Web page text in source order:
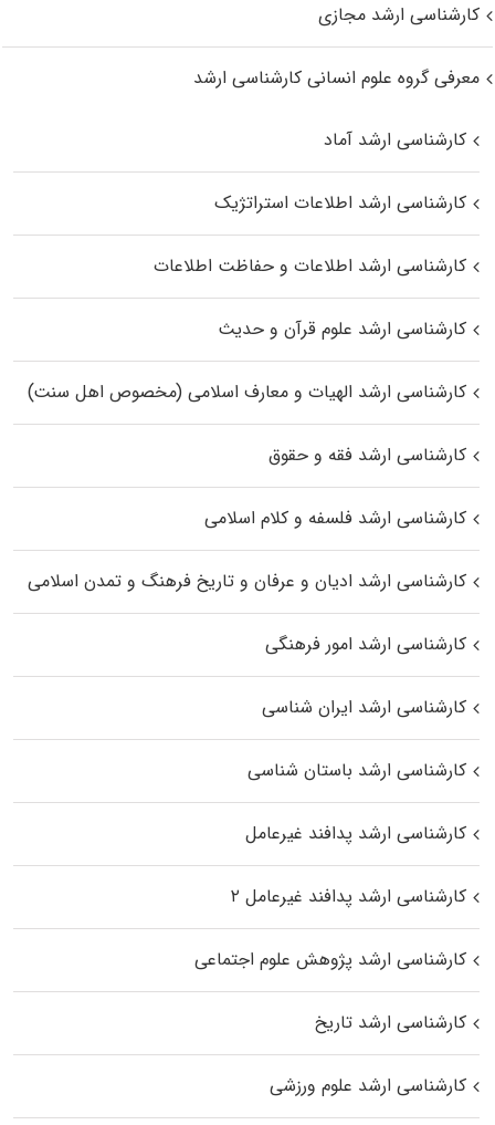
کارشناسی ارشد مجازی
معرفی گروه علوم انسانی کارشناسی ارشد
کارشناسی ارشد آماد
کارشناسی ارشد اطلاعات استراتژیک
کارشناسی ارشد اطلاعات و حفاظت اطلاعات
کارشناسی ارشد علوم قرآن و حدیث
کارشناسی ارشد الهیات و معارف اسلامی (مخصوص اهل سنت)
کارشناسی ارشد فقه و حقوق
کارشناسی ارشد فلسفه و کلام اسلامی
کارشناسی ارشد ادیان و عرفان و تاریخ فرهنگ و تمدن اسلامی
کارشناسی ارشد امور فرهنگی
کارشناسی ارشد ایران شناسی
کارشناسی ارشد باستان شناسی
کارشناسی ارشد پدافند غیرعامل
کارشناسی ارشد پدافند غیرعامل ۲
کارشناسی ارشد پژوهش علوم اجتماعی
کارشناسی ارشد تاریخ
کارشناسی ارشد علوم ورزشی